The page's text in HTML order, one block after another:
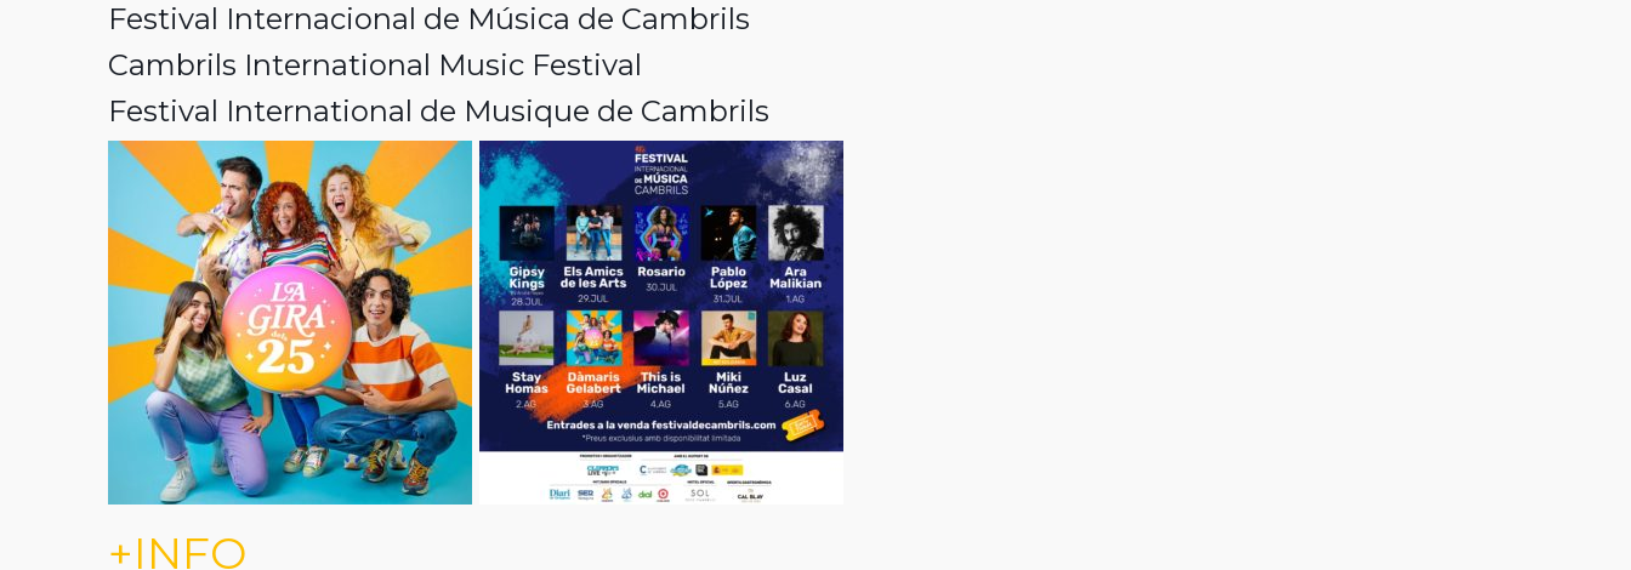
Festival Internacional de Música de Cambrils
Cambrils International Music Festival
Festival International de Musique de Cambrils
+INFO